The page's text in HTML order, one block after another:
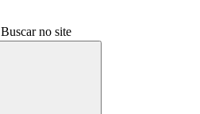
Buscar no site